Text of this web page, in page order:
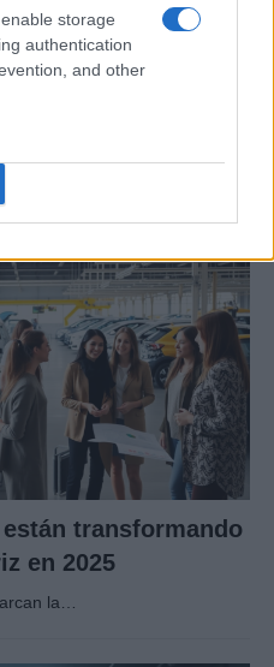
storage
authentication
and other
la multa por
pueden poner…
transformando
en 2025
la…